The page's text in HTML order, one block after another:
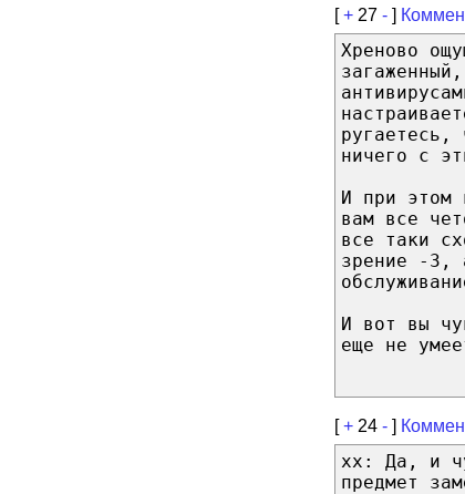
[+ 27 - ]
Хреново
ничего с
И при этом
вам все
все таки
зрение -3,
И вот вы
еще не
[+ 24 - ]
xx: Да, и
предмет